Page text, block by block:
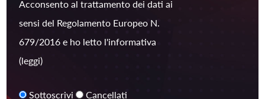
Acconsento al trattamento dei dati ai
sensi del Regolamento Europeo N.
679/2016 e ho letto l'informativa
(leggi)
Sottoscrivi Cancellati